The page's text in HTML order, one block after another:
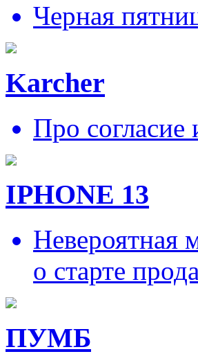
Черная
Karcher
Про согласие
IPHONE 13
Невероятная
о старте
ПУМБ